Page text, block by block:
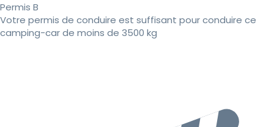
Permis B
Votre permis de conduire est suffisant pour conduire ce
camping-car de moins de 3500 kg